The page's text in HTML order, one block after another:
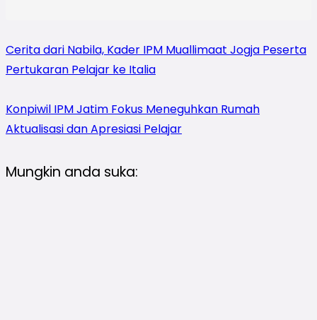
Cerita dari Nabila, Kader IPM Muallimaat Jogja Peserta
Pertukaran Pelajar ke Italia
Konpiwil IPM Jatim Fokus Meneguhkan Rumah
Aktualisasi dan Apresiasi Pelajar
Mungkin anda suka: